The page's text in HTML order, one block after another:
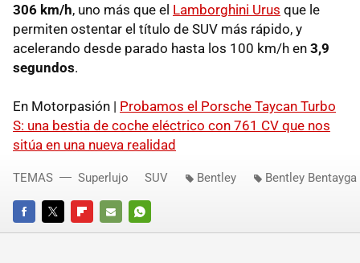
306 km/h, uno más que el Lamborghini Urus que le
permiten ostentar el título de SUV más rápido, y
acelerando desde parado hasta los 100 km/h en 3,9
segundos.
En Motorpasión | Probamos el Porsche Taycan Turbo
S: una bestia de coche eléctrico con 761 CV que nos
sitúa en una nueva realidad
FACEBOOKTWITTERFLIPBOARD
E-
WHATSAPP
TEMAS Superlujo SUV Bentley Bentley Bentayga